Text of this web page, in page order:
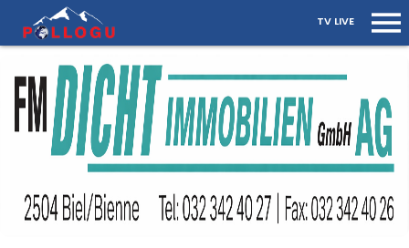
TV LIVE